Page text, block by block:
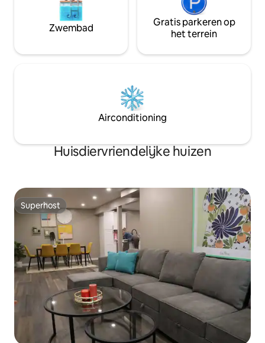
Zwembad
Gratis parkeren op
het terrein
Airconditioning
Huisdiervriendelijke huizen
Superhost
Superhost